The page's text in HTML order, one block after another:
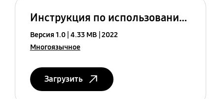
Инструкция по использованию (CIS)
Версия 1.0 4.33 MB 2022
Многоязычное
Загрузить